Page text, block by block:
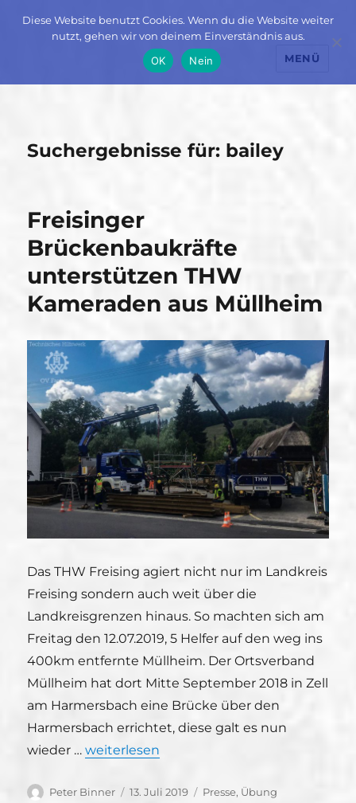
MENÜ
Suchergebnisse für: bailey
Freisinger
Brückenbaukräfte
unterstützen THW
Kameraden aus Müllheim
Das THW Freising agiert nicht nur im Landkreis
Freising sondern auch weit über die
Landkreisgrenzen hinaus. So machten sich am
Freitag den 12.07.2019, 5 Helfer auf den weg ins
400km entfernte Müllheim. Der Ortsverband
Müllheim hat dort Mitte September 2018 in Zell
am Harmersbach eine Brücke über den
Harmersbach errichtet, diese galt es nun
wieder …„Freisinger Brückenbaukräfte
weiterlesen
Autor
Peter Binner
Veröffentlicht
13. Juli 2019 Kategorien
Presse, Übung
Diese Website benutzt Cookies. Wenn du die Website weiter
nutzt, gehen wir von deinem Einverständnis aus.
OK
Nein